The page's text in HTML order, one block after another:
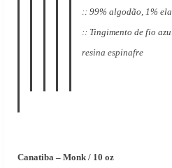
:: 99% algodão, 1%
:: Tingimento de fio
resina espinafre
Canatiba – Monk / 10 oz